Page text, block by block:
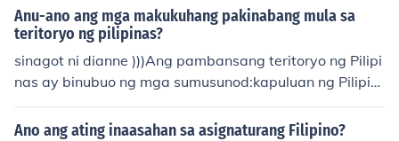
an ng kabuhayan. Mahalaga rin ang teritoryo sa kultur
a at identidad ng mga tao, nagbibigay ito ng espasyo
para sa agrikultura, turismo, at iba pang industriyang n
akapagpapalago sa ekonomiya. Bukod dito, ang teritor
yo ay nagsisilbing tahanan at proteksyon para sa mga
Anu-ano ang mga makukuhang pakinabang mula sa
teritoryo ng pilipinas?
sinagot ni dianne )))Ang pambansang teritoryo ng Pilipi
nas ay binubuo ng mga sumusunod:kapuluan ng Pilipin
as, mga isla at mga bahagi ng tubig na pumapaligid di
tomga teritoryong nasasaklaw ng soberanya ng Pilipin
Ano ang ating inaasahan sa asignaturang Filipino?